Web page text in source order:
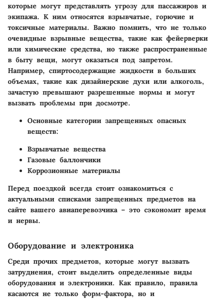
которые могут представлять угрозу для пассажиров и
экипажа. К ним относятся взрывчатые, горючие и
токсичные материалы. Важно помнить, что не только
очевидные взрывные вещества, такие как фейерверки
или химические средства, но также распространенные
в быту вещи, могут оказаться под запретом.
Например, спиртосодержащие жидкости в больших
объемах, такие как дизайнерские духи или алкоголь,
зачастую превышают разрешенные нормы и могут
вызвать проблемы при досмотре.
Основные категории запрещенных опасных
веществ:
Взрывчатые вещества
Газовые баллончики
Коррозионные материалы
Перед поездкой всегда стоит ознакомиться с
актуальными списками запрещенных предметов на
сайте вашего авиаперевозчика – это сэкономит время
и нервы.
Оборудование и электроника
Среди прочих предметов, которые могут вызвать
затруднения, стоит выделить определенные виды
оборудования и электроники. Как правило, правила
касаются не только форм-фактора, но и